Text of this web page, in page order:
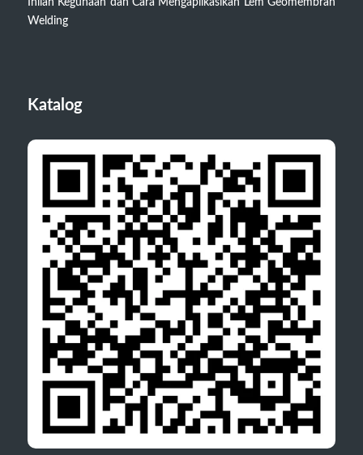
Inilah Kegunaan dan Cara Mengaplikasikan Lem Geomembran
Welding
Katalog